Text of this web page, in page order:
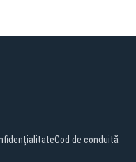
Cod de conduită